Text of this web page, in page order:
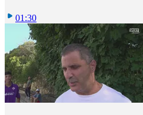
01:30